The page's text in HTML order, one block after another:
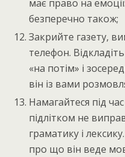
має право на
безперечно також;
Закрийте газету,
телефон.
«на потім» і
він із вами
Намагайтеся під
підлітком не
граматику і
про що він веде